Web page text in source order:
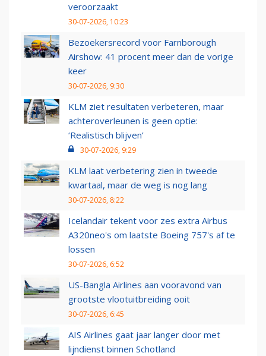
veroorzaakt
30-07-2026, 10:23
Bezoekersrecord voor Farnborough
Airshow: 41 procent meer dan de vorige
keer
30-07-2026, 9:30
KLM ziet resultaten verbeteren, maar
achteroverleunen is geen optie:
‘Realistisch blijven’
30-07-2026, 9:29
KLM laat verbetering zien in tweede
kwartaal, maar de weg is nog lang
30-07-2026, 8:22
Icelandair tekent voor zes extra Airbus
A320neo's om laatste Boeing 757's af te
lossen
30-07-2026, 6:52
US-Bangla Airlines aan vooravond van
grootste vlootuitbreiding ooit
30-07-2026, 6:45
AIS Airlines gaat jaar langer door met
lijndienst binnen Schotland